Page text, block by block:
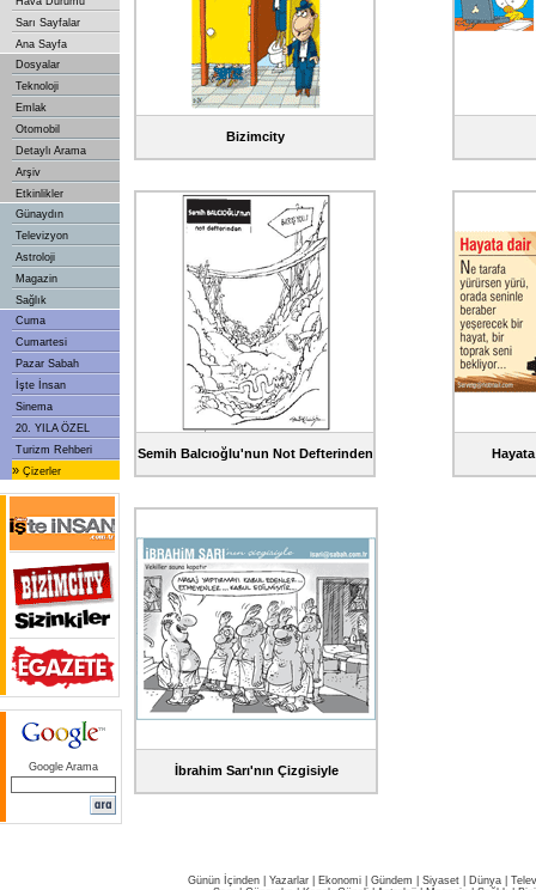
Sarı Sayfalar
Ana Sayfa
Dosyalar
Teknoloji
Emlak
Otomobil
Detaylı Arama
Arşiv
Etkinlikler
Günaydın
Televizyon
Astroloji
Magazin
Sağlık
Cuma
Cumartesi
Pazar Sabah
İşte İnsan
Sinema
20. YILA ÖZEL
Turizm Rehberi
» Çizerler
Google Arama
Bizimcity
Semih Balcıoğlu'nun Not Defterinden
İbrahim Sarı'nın Çizgisiyle
Günün İçinden Yazarlar Ekonomi Gündem Siyaset Dünya |